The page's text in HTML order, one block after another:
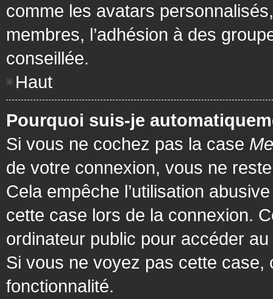
comme les avatars
membres, l’adhésion à des
conseillée.
Haut
Pourquoi suis-je
Si vous ne cochez pas la case
de votre connexion, vous ne
Cela empêche l’utilisation
cette case lors de la connexion.
ordinateur public pour accéder
Si vous ne voyez pas cette case,
fonctionnalité.